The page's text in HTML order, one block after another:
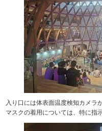
入り口には体表面温度検知カメラ
マスクの着用については、特に指